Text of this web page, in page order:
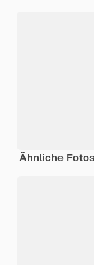
Ähnliche Fotos